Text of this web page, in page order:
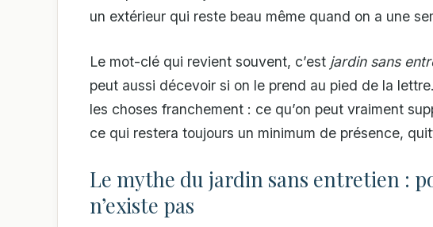
un extérieur qui reste beau même quand on a une
Le mot-clé qui revient souvent, c’est jardin sans
peut aussi décevoir si on le prend au pied de la
les choses franchement : ce qu’on peut vraiment
ce qui restera toujours un minimum de présence,
Le mythe du jardin sans entretien :
n’existe pas